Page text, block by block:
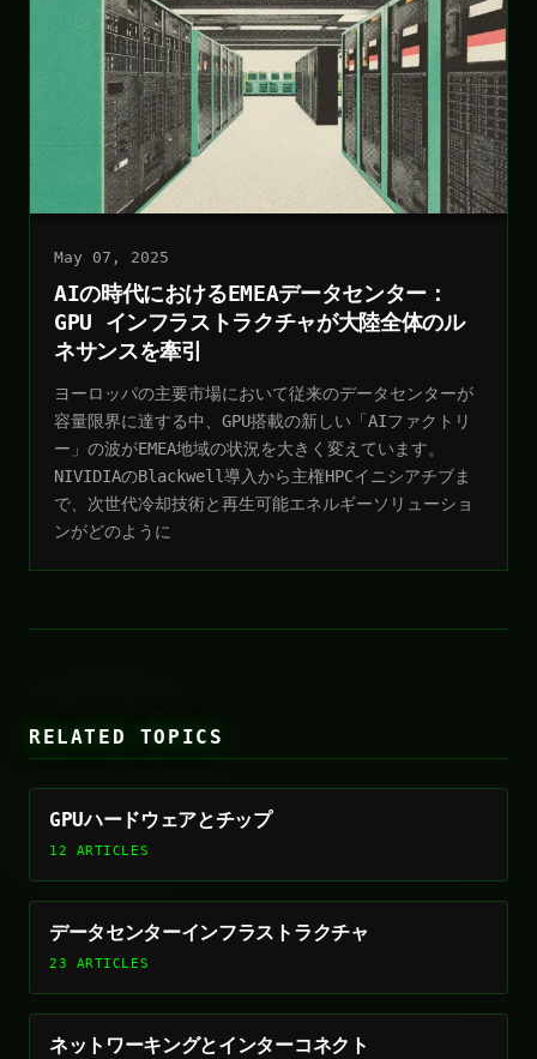
May 07, 2025
AIの時代におけるEMEAデータセンター：
GPU インフラストラクチャが大陸全体のル
ネサンスを牽引
ヨーロッパの主要市場において従来のデータセンターが
容量限界に達する中、GPU搭載の新しい「AIファクトリ
ー」の波がEMEA地域の状況を大きく変えています。
NIVIDIAのBlackwell導入から主権HPCイニシアチブま
で、次世代冷却技術と再生可能エネルギーソリューショ
ンがどのように
RELATED TOPICS
GPUハードウェアとチップ
12 ARTICLES
データセンターインフラストラクチャ
23 ARTICLES
ネットワーキングとインターコネクト